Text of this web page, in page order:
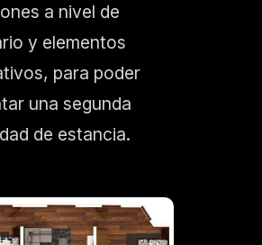
a nivel de
y elementos
para poder
una segunda
de estancia.